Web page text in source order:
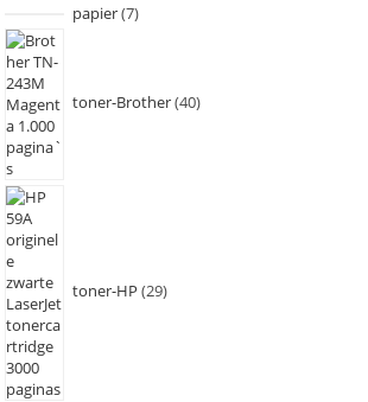
papier 7
toner-Brother 40
toner-HP 29